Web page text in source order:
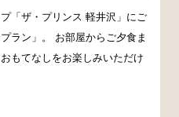
「ザ・プリンス 軽井沢」にご
ラン」。 お部屋からご夕食ま
もてなしをお楽しみいただけ